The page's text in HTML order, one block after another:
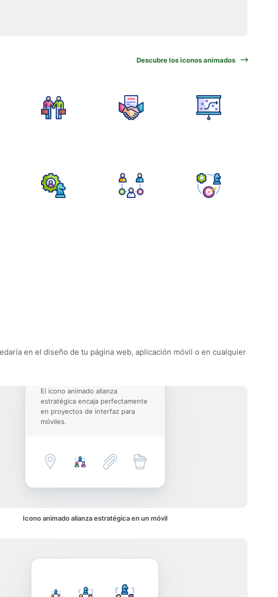
Descubre los iconos animados
en el diseño de tu página web, aplicación móvil o en cualquier
El icono animado alianza
estratégica encaja perfectamente
en proyectos de interfaz para
móviles.
Icono animado alianza estratégica en un móvil